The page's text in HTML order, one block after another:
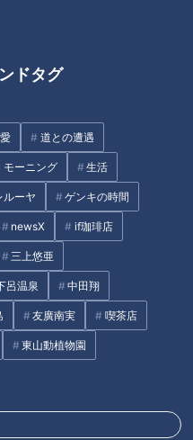
ドタグ
道との遭遇
モーニング 生活
ルーヤ ゲンキの時間
newsX if珈琲店
三上悠亜
呂温泉 中田翔
友廣南実 喫茶店
東山動植物園
強いドラゴンズを今の子たち
…優勝したい、そんだけで
。」竜の新選手会長藤嶋健人
熱いリアルに迫る！
（パンサー尾形の）サンキュ
！のパクリですね」ネルソン
ズ・和田まんじゅう…名古 屋の
組でどさくさ紛れに明かす